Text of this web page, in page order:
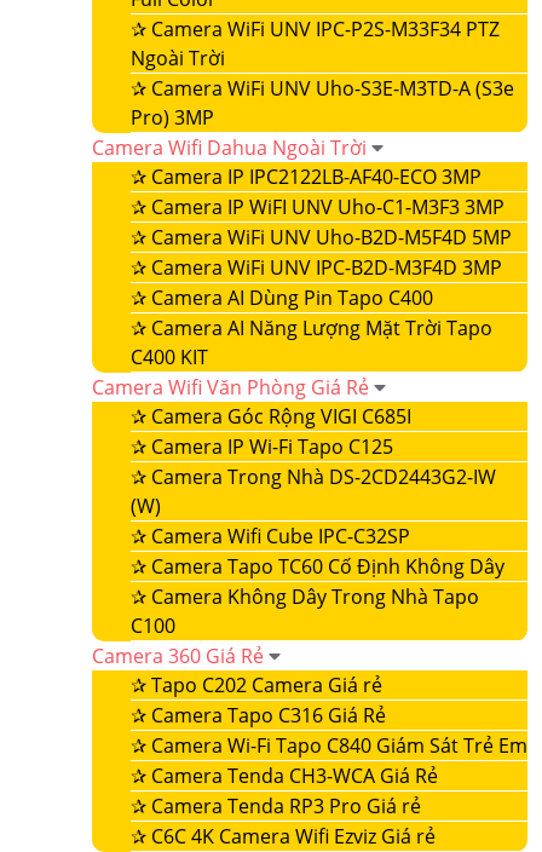
✰ Camera WiFi UNV IPC-P2S-M33F34 PTZ
Ngoài Trời
✰ Camera WiFi UNV Uho-S3E-M3TD-A (S3e
Pro) 3MP
Camera Wifi Dahua Ngoài Trời
✰ Camera IP IPC2122LB-AF40-ECO 3MP
✰ Camera IP WiFI UNV Uho-C1-M3F3 3MP
✰ Camera WiFi UNV Uho-B2D-M5F4D 5MP
✰ Camera WiFi UNV IPC-B2D-M3F4D 3MP
✰ Camera AI Dùng Pin Tapo C400
✰ Camera AI Năng Lượng Mặt Trời Tapo
C400 KIT
Camera Wifi Văn Phòng Giá Rẻ
✰ Camera Góc Rộng VIGI C685I
✰ Camera IP Wi-Fi Tapo C125
✰ Camera Trong Nhà DS-2CD2443G2-IW
(W)
✰ Camera Wifi Cube IPC-C32SP
✰ Camera Tapo TC60 Cố Định Không Dây
✰ Camera Không Dây Trong Nhà Tapo
C100
Camera 360 Giá Rẻ
✰Tapo C202 Camera Giá rẻ
✰ Camera Tapo C316 Giá Rẻ
✰ Camera Wi-Fi Tapo C840 Giám Sát Trẻ Em
✰ Camera Tenda CH3-WCA Giá Rẻ
✰ Camera Tenda RP3 Pro Giá rẻ
✰ C6C 4K Camera Wifi Ezviz Giá rẻ